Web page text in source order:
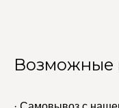
Возможные